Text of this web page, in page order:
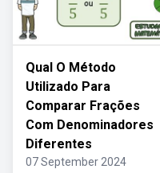
Qual O Método
Utilizado Para
Comparar Frações
Com Denominadores
Diferentes
07 September 2024